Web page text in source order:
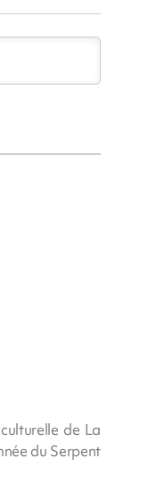
de La
du Serpent